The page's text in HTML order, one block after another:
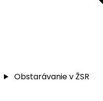
Obstarávanie v ŽSR